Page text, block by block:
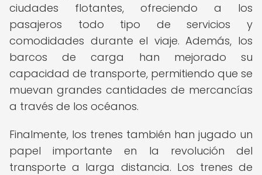
ciudades flotantes, ofreciendo a los
pasajeros todo tipo de servicios y
comodidades durante el viaje. Además, los
barcos de carga han mejorado su
capacidad de transporte, permitiendo que se
muevan grandes cantidades de mercancías
a través de los océanos.
Finalmente, los trenes también han jugado un
papel importante en la revolución del
transporte a larga distancia. Los trenes de